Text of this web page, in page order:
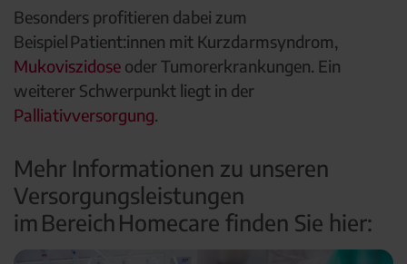
Besonders profitieren dabei zum
Beispiel Patient:innen mit Kurzdarmsyndrom,
Mukoviszidose oder Tumorerkrankungen. Ein
weiterer Schwerpunkt liegt in der
Palliativversorgung.
Mehr Informationen zu unseren
Versorgungsleistungen
im Bereich Homecare finden Sie hier: